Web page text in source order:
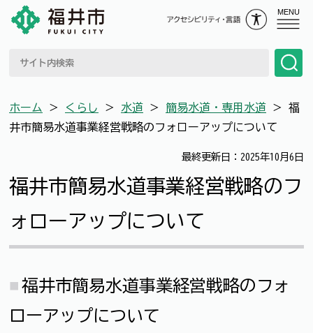
MENU
ホーム ＞ くらし ＞ 水道 ＞ 簡易水道・専用水道 ＞ 福
井市簡易水道事業経営戦略のフォローアップについて
最終更新日：2025年10月6日
福井市簡易水道事業経営戦略のフ
ォローアップについて
福井市簡易水道事業経営戦略のフォ
ローアップについて